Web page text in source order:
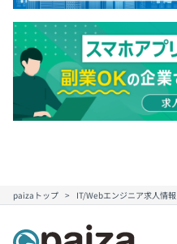
paizaトップ IT/Webエンジニア求人情報